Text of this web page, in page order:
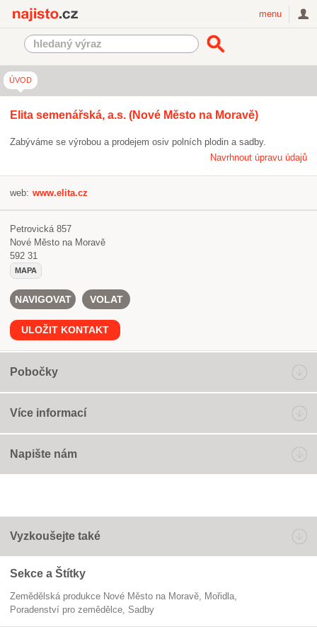
menu
ÚVOD
Elita semenářská, a.s. (Nové Město na Moravě)
Zabýváme se výrobou a prodejem osiv polních plodin a sadby.
Navrhnout úpravu údajů
web: www.elita.cz
Petrovická 857
Nové Město na Moravě
592 31
MAPA
NAVIGOVAT VOLAT
ULOŽIT KONTAKT
Pobočky
Více informací
Napište nám
Vyzkoušejte také
Sekce a Štítky
Zemědělská produkce Nové Město na Moravě
mořidla
poradenství pro zemědělce
sadby